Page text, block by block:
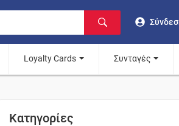
Loyalty Cards Συνταγές
Κατηγορίες